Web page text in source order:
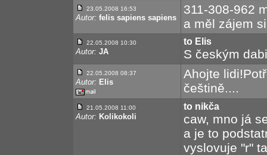
23.05.2008 16:53
Autor: felis sapiens sapiens
311-308-962
a měl zájem
22.05.2008 10:30
Autor: JA
to Elis
S českým
22.05.2008 08:37
Autor: Elis
Ahojte
češtině....
21.05.2008 11:00
Autor: Kolikokoli
to nikča
caw, mno já
a je to
vyslovuje "r"